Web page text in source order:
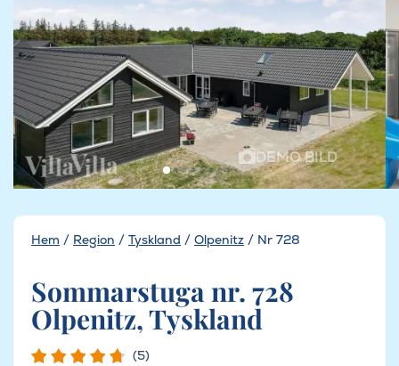
DEMO BILD
Hem / Region / Tyskland / Olpenitz / Nr 728
Sommarstuga nr. 728
Olpenitz, Tyskland
(5)